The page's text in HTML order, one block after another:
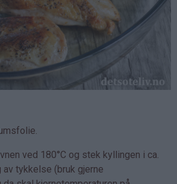
ved 180°C og stek kyllingen i ca.
av tykkelse (bruk gjerne